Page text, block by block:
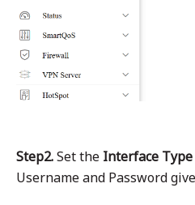
Step2.Set the Interface Type
Username and Password